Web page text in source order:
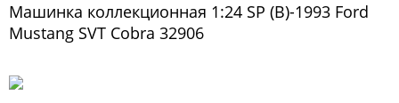
Машинка коллекционная 1:24 SP (B)-1993 Ford
Mustang SVT Cobra 32906